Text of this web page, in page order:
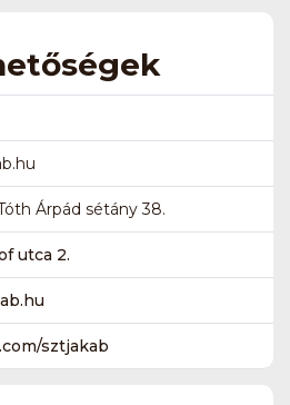
Árpád sétány 38.
utca 2.
sztjakab